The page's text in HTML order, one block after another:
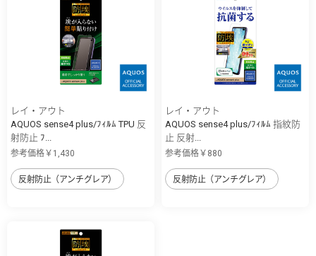
レイ・アウト
AQUOS sense4 plus/ﾌｨﾙﾑ TPU 反
射防止 ﾌ...
参考価格￥1,430
反射防止（アンチグレア）
レイ・アウト
AQUOS sense4 plus/ﾌｨﾙﾑ 指紋防
止 反射...
参考価格￥880
反射防止（アンチグレア）